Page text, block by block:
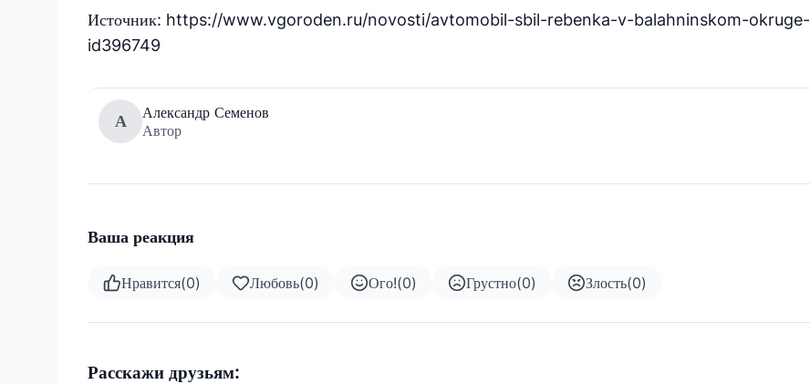
Источник: https://www.vgoroden.ru/novosti/avtomobil-sbil-rebenka-v-balahninskom-okruge-
id396749
А
Александр Семенов
Автор
Ваша реакция
Нравится(0) Любовь(0) Ого!(0) Грустно(0) Злость(0)
Расскажи друзьям: